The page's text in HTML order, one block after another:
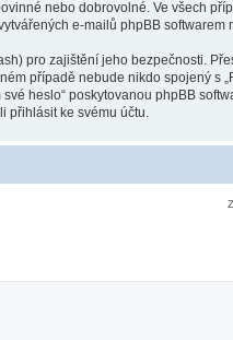
nebo dobrovolné. Ve všech
e-mailů phpBB softwarem
pro zajištění jeho bezpečnosti.
případě nebude nikdo spojený s
heslo“ poskytovanou phpBB
přihlásit ke svému účtu.